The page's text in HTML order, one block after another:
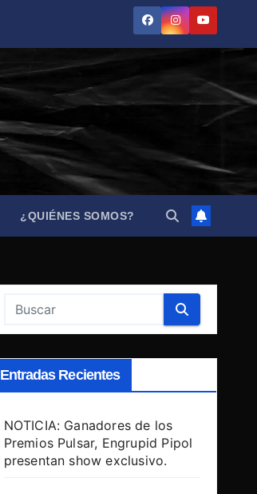
¿QUIÉNES SOMOS?
Entradas Recientes
NOTICIA: Ganadores de los
Premios Pulsar, Engrupid Pipol
presentan show exclusivo.